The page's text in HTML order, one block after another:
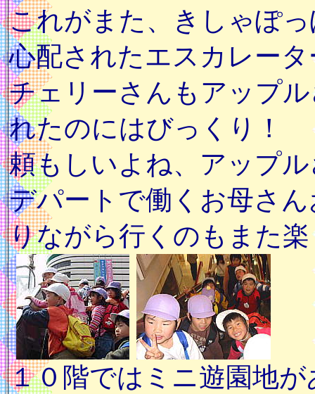
これがまた、きしゃぽ
心配されたエスカレー
チェリーさんもアップ
れたのにはびっくり！
頼もしいよね、アップ
デパートで働くお母さ
りながら行くのもまた
１０階ではミニ遊園地